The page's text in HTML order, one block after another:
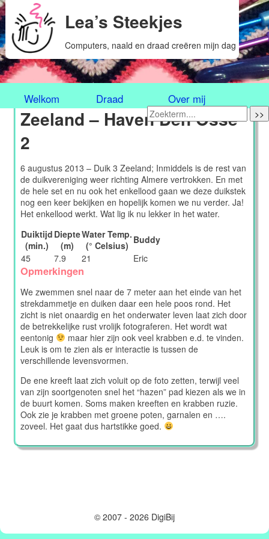
Lea’s Steekjes
Computers, naald en draad creëren mijn dag
Welkom Draad Over mij
>>
Zeeland – Haven Den Osse
2
6 augustus 2013 – Duik 3 Zeeland; Inmiddels is de rest van
de duikvereniging weer richting Almere vertrokken. En met
de hele set en nu ook het enkellood gaan we deze duikstek
nog een keer bekijken en hopelijk komen we nu verder. Ja!
Het enkellood werkt. Wat lig ik nu lekker in het water.
Duiktijd
(min.)
Diepte
(m)
Water Temp.
(° Celsius) Buddy
45
7.9 21 Eric
Opmerkingen
We zwemmen snel naar de 7 meter aan het einde van het
strekdammetje en duiken daar een hele poos rond. Het
zicht is niet onaardig en het onderwater leven laat zich door
de betrekkelijke rust vrolijk fotograferen. Het wordt wat
eentonig
maar hier zijn ook veel krabben e.d. te vinden.
Leuk is om te zien als er interactie is tussen de
verschillende levensvormen.
De ene kreeft laat zich voluit op de foto zetten, terwijl veel
van zijn soortgenoten snel het “hazen” pad kiezen als we in
de buurt komen. Soms maken kreeften en krabben ruzie.
Ook zie je krabben met groene poten, garnalen en ….
zoveel. Het gaat dus hartstikke goed.
© 2007 - 2026 DigiBij